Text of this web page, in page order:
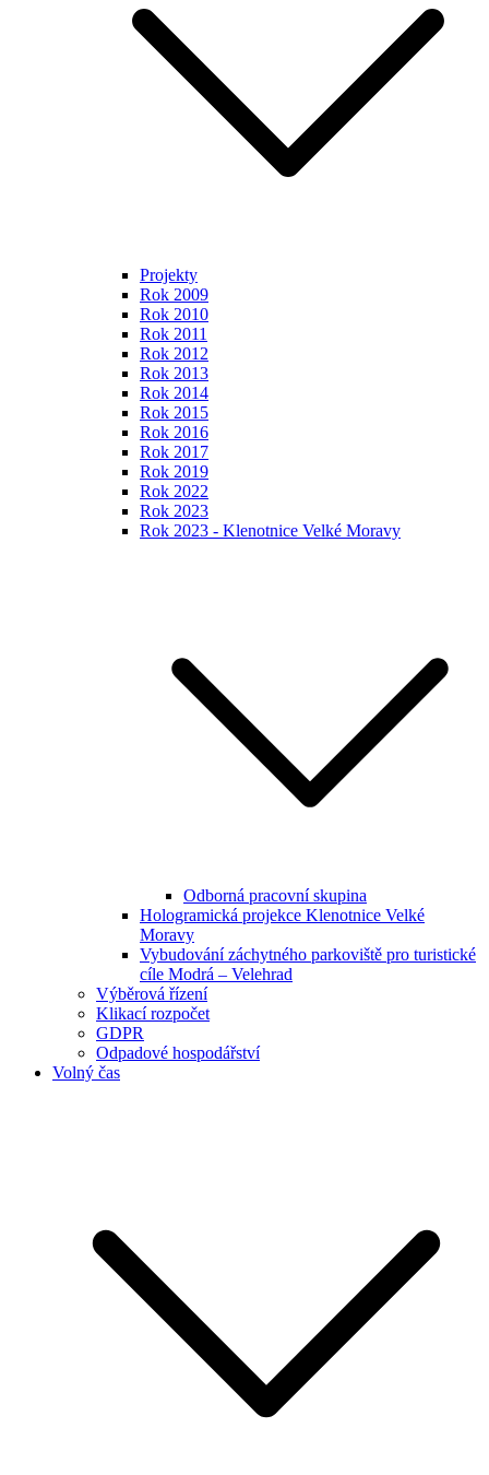
Projekty
Rok 2009
Rok 2010
Rok 2011
Rok 2012
Rok 2013
Rok 2014
Rok 2015
Rok 2016
Rok 2017
Rok 2019
Rok 2022
Rok 2023
Rok 2023 - Klenotnice Velké Moravy
Odborná pracovní skupina
Hologramická projekce Klenotnice Velké
Moravy
Vybudování záchytného parkoviště pro turistické
cíle Modrá – Velehrad
Výběrová řízení
Klikací rozpočet
GDPR
Odpadové hospodářství
Volný čas